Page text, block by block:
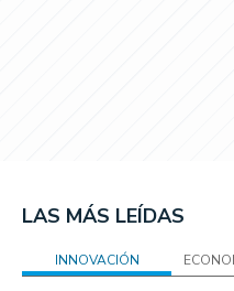
LAS MÁS LEÍDAS
INNOVACIÓN